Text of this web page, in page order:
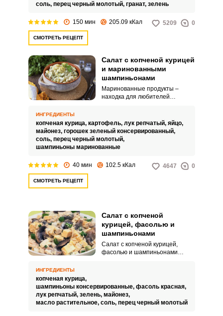
соль, перец черный молотый, гранат, зелень
150 мин 205.09 кКал 5209 0
СМОТРЕТЬ РЕЦЕПТ
Салат с копченой курицей
и маринованными
шампиньонами
Маринованные продукты –
находка для любителей
вариант, салат с копченой
курицей и маринованными
грибами.
ИНГРЕДИЕНТЫ
копченая курица, картофель, лук репчатый, яйцо,
майонез, горошек зеленый консервированный,
соль, перец черный молотый,
шампиньоны маринованные
40 мин 102.5 кКал 4647 0
СМОТРЕТЬ РЕЦЕПТ
Салат с копченой
курицей, фасолью и
шампиньонами
Салат с копченой курицей,
фасолью и шампиньонами
быть на праздничном столе!
Готовить его легко и просто, с
этим справиться абсолютно
ИНГРЕДИЕНТЫ
копченая курица,
шампиньоны консервированные, фасоль красная,
лук репчатый, зелень, майонез,
масло растительное, соль, перец черный молотый